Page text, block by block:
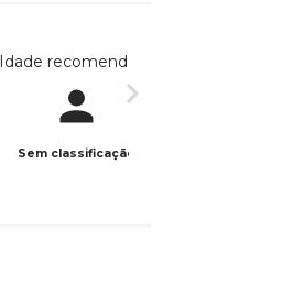
Idade recomendada
Sem classificação